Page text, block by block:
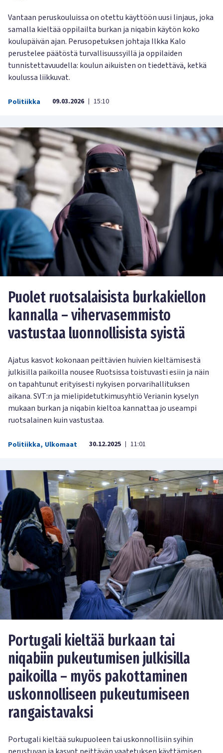
Vantaan peruskouluissa on otettu käyttöön uusi linjaus, joka
samalla kieltää oppilailta burkan ja niqabin käytön koko
koulupäivän ajan. Perusopetuksen johtaja Ilkka Kalo
perustelee päätöstä turvallisuussyillä ja oppilaiden
tunnistettavuudella: koulun aikuisten on tiedettävä, ketkä
koulussa liikkuvat.
Politiikka 09.03.2026 | 15:10
Puolet ruotsalaisista burkakiellon
kannalla – vihervasemmisto
vastustaa luonnollisista syistä
Ajatus kasvot kokonaan peittävien huivien kieltämisestä
julkisilla paikoilla nousee Ruotsissa toistuvasti esiin ja näin
on tapahtunut erityisesti nykyisen porvarihallituksen
aikana. SVT:n ja mielipidetutkimusyhtiö Verianin kyselyn
mukaan burkan ja niqabin kieltoa kannattaa jo useampi
ruotsalainen kuin vastustaa.
Politiikka, Ulkomaat 30.12.2025 | 11:01
Portugali kieltää burkaan tai
niqabiin pukeutumisen julkisilla
paikoilla – myös pakottaminen
uskonnolliseen pukeutumiseen
rangaistavaksi
Portugali kieltää sukupuoleen tai uskonnollisiin syihin